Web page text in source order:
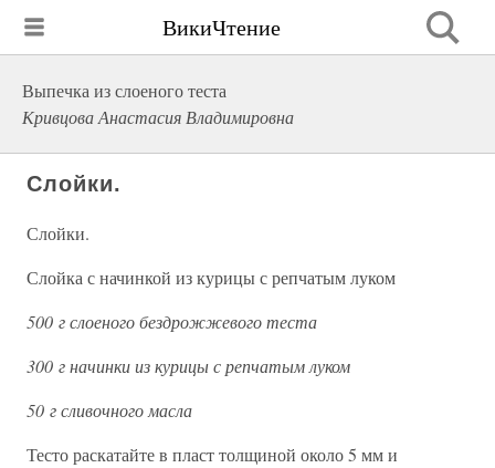
ВикиЧтение
Выпечка из слоеного теста
Кривцова Анастасия Владимировна
Слойки.
Слойки.
Слойка с начинкой из курицы с репчатым луком
500 г слоеного бездрожжевого теста
300 г начинки из курицы с репчатым луком
50 г сливочного масла
Тесто раскатайте в пласт толщиной около 5 мм и